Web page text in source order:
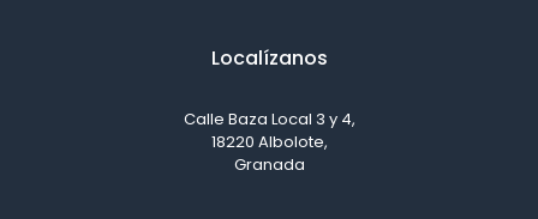
Localízanos
Calle Baza Local 3 y 4,
18220 Albolote,
Granada